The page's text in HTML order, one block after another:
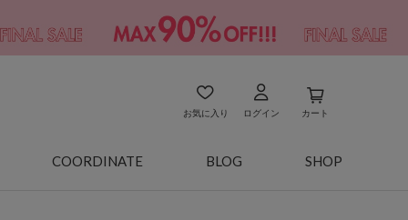
お気に入り ログイン カート
COORDINATE BLOG SHOP